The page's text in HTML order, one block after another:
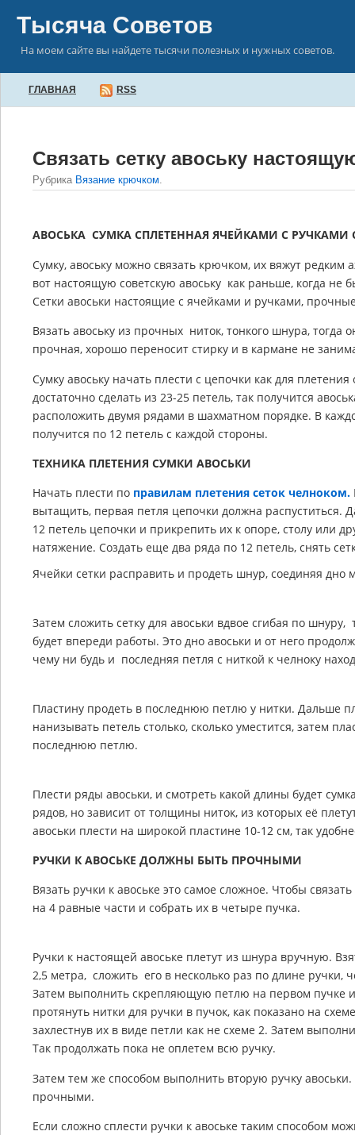
Тысяча Советов
На моем сайте вы найдете тысячи полезных и нужных советов.
ГЛАВНАЯ RSS
Связать сетку авоську
Рубрика Вязание крючком.
АВОСЬКА СУМКА СПЛЕТЕННАЯ ЯЧЕЙКАМИ С
Сумку, авоську можно связать крючком, их вяжут
вот настоящую советскую авоську как раньше, когда не
Сетки авоськи настоящие с ячейками и ручками,
Вязать авоську из прочных ниток, тонкого шнура, тогда
прочная, хорошо переносит стирку и в кармане не
Сумку авоську начать плести с цепочки как для
достаточно сделать из 23-25 петель, так получится
расположить двумя рядами в шахматном порядке. В
получится по 12 петель с каждой стороны.
ТЕХНИКА ПЛЕТЕНИЯ СУМКИ АВОСЬКИ
Начать плести по правилам плетения сеток челноком.
вытащить, первая петля цепочки должна распуститься.
12 петель цепочки и прикрепить их к опоре, столу или
натяжение. Создать еще два ряда по 12 петель, снять
Ячейки сетки расправить и продеть шнур, соединяя дно
Затем сложить сетку для авоськи вдвое сгибая по шнуру,
будет впереди работы. Это дно авоськи и от него
чему ни будь и последняя петля с ниткой к челноку
Пластину продеть в последнюю петлю у нитки. Дальше
нанизывать петель столько, сколько уместится, затем
последнюю петлю.
Плести ряды авоськи, и смотреть какой длины будет
рядов, но зависит от толщины ниток, из которых её
авоськи плести на широкой пластине 10-12 см, так
РУЧКИ К АВОСЬКЕ ДОЛЖНЫ БЫТЬ ПРОЧНЫМИ
Вязать ручки к авоське это самое сложное. Чтобы
на 4 равные части и собрать их в четыре пучка.
Ручки к настоящей авоське плетут из шнура вручную.
2,5 метра, сложить его в несколько раз по длине ручки,
Затем выполнить скрепляющую петлю на первом пучке и
протянуть нитки для ручки в пучок, как показано на
захлестнув их в виде петли как не схеме 2. Затем
Так продолжать пока не оплетем всю ручку.
Затем тем же способом выполнить вторую ручку
прочными.
Если сложно сплести ручки к авоське таким способом